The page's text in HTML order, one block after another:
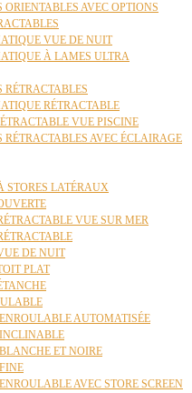
AVEC OPTIONS
VUE DE NUIT
À LAMES ULTRA
RÉTRACTABLES
RÉTRACTABLE
VUE PISCINE
RÉTRACTABLES AVEC ÉCLAIRAGE
STORES LATÉRAUX
VUE SUR MER
DE NUIT
PLAT
AUTOMATISÉE
ET NOIRE
AVEC STORE SCREEN